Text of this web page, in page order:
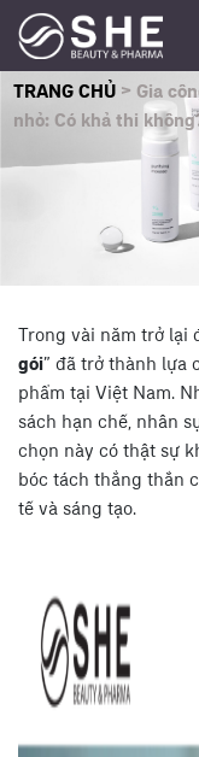
TRANG CHỦ > Gia
nhỏ: Có khả thi
Trong vài năm trở lại
gói” đã trở thành lựa
phẩm tại Việt Nam.
sách hạn chế, nhân
chọn này có thật sự
bóc tách thẳng thắn
tế và sáng tạo.